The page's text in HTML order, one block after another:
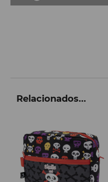
Relacionados...